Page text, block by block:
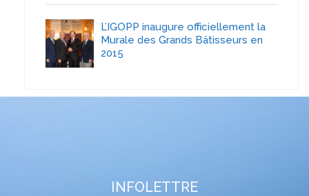
L’IGOPP inaugure officiellement la
Murale des Grands Bâtisseurs en
2015
INFOLETTRE